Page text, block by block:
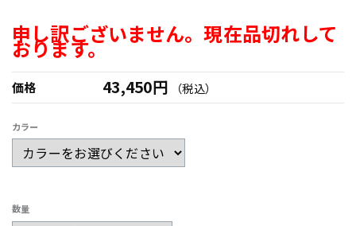
申し訳ございません。現在品切れして
おります。
価格 43,450円 （税込）
カラー
数量